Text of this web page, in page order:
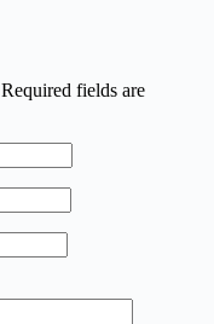
Required fields are